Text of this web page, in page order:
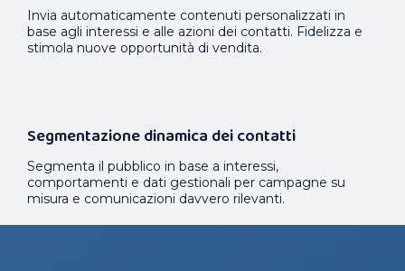
Invia automaticamente contenuti personalizzati in
base agli interessi e alle azioni dei contatti. Fidelizza e
stimola nuove opportunità di vendita.
Segmentazione dinamica dei contatti
Segmenta il pubblico in base a interessi,
comportamenti e dati gestionali per campagne su
misura e comunicazioni davvero rilevanti.